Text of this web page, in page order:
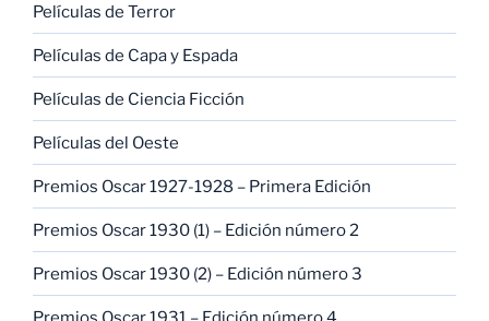
Películas de Terror
Películas de Capa y Espada
Películas de Ciencia Ficción
Películas del Oeste
Premios Oscar 1927-1928 – Primera Edición
Premios Oscar 1930 (1) – Edición número 2
Premios Oscar 1930 (2) – Edición número 3